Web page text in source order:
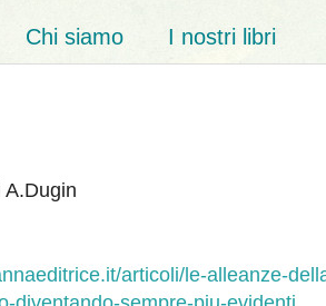
Chi siamo I nostri libri
A.Dugin
articoli/le-alleanze-